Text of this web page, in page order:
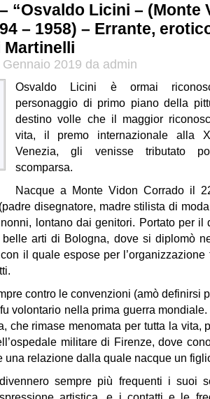
“Osvaldo Licini – (Monte
– 1958) – Errante,
Martinelli
2019 da admin
Osvaldo Licini è ormai
personaggio di primo piano della
destino volle che il maggior
vita, il premo internazionale alla
Venezia, gli venisse tributato
scomparsa.
Nacque a Monte Vidon Corrado il
disegnatore, madre stilista di
lontano dai genitori. Portato per il
belle arti di Bologna, dove si diplomò
il quale espose per
contro le convenzioni (amò definirsi
volontario nella prima guerra
che rimase menomata per tutta la vita,
militare di Firenze, dove
una relazione dalla quale nacque un
sempre più frequenti i suoi